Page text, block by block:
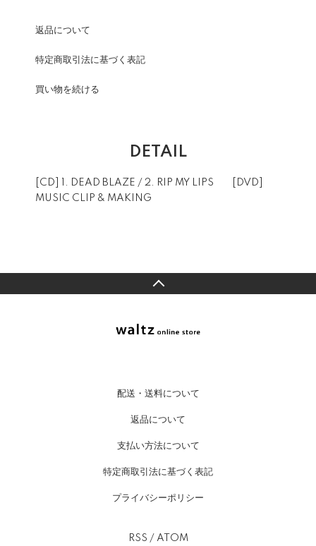
返品について
特定商取引法に基づく表記
買い物を続ける
DETAIL
[CD] 1. DEAD BLAZE / 2. RIP MY LIPS [DVD]
MUSIC CLIP & MAKING
配送・送料について
返品について
支払い方法について
特定商取引法に基づく表記
プライバシーポリシー
RSS / ATOM